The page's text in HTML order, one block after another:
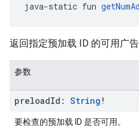
java-static fun
返回指定预加载 ID 的可用广告
参数
preloadId: String !
要检查的预加载 ID 是否可用。